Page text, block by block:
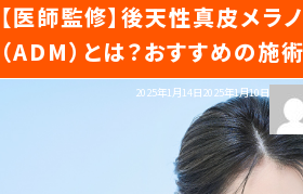
知ると差がつくビューティガイド
トップページ
美容医療ってなんだろう？
タグ:後天性真皮メラノ
【医師監修】後天性真皮メラ
（ADM）とは？おすすめの施
投
2025年1月14日2025年1月10日